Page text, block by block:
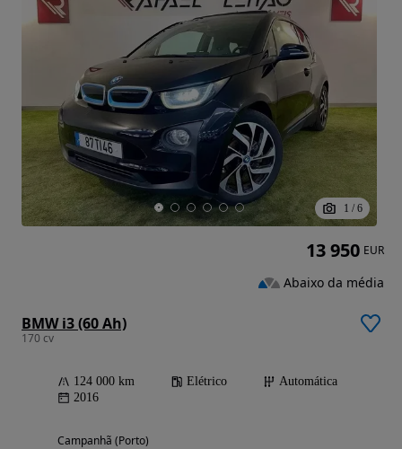
1 / 6
BMW i3 (60 Ah)
170 cv
124 000 km Elétrico
Automática
2016
Campanhã (Porto)
13 950 EUR
Abaixo da média